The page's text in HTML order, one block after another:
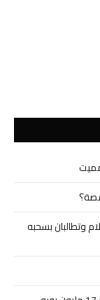
وتطالبان بسحبه